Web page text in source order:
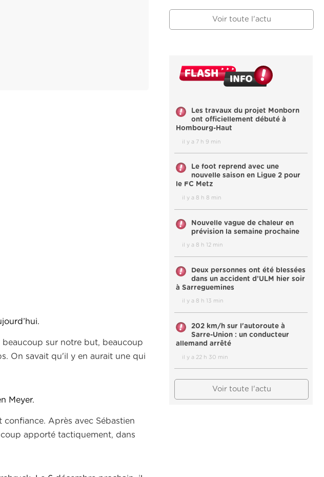
beaucoup sur notre but, beaucoup
On savait qu'il y en aurait une qui
Meyer.
Après avec Sébastien
apporté tactiquement, dans
Voir toute l'actu
Les travaux du projet Monborn
ont officiellement débuté à
Hombourg-Haut
il y a 7 h 9 min
Le foot reprend avec une
nouvelle saison en Ligue 2 pour
le FC Metz
il y a 8 h 8 min
Nouvelle vague de chaleur en
prévision la semaine prochaine
il y a 8 h 12 min
Deux personnes ont été blessées
dans un accident d’ULM hier soir
à Sarreguemines
il y a 8 h 13 min
202 km/h sur l'autoroute à
Sarre-Union : un conducteur
allemand arrêté
il y a 22 h 30 min
Voir toute l'actu